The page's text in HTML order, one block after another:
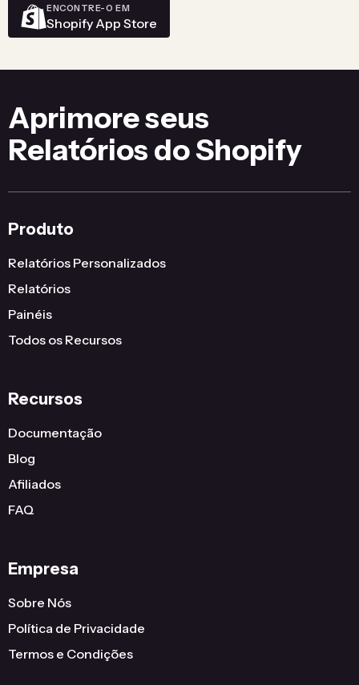
ENCONTRE-O EM
Shopify App Store
Aprimore seus
Relatórios do Shopify
Produto
Relatórios Personalizados
Relatórios
Painéis
Todos os Recursos
Recursos
Documentação
Blog
Afiliados
FAQ
Empresa
Sobre Nós
Política de Privacidade
Termos e Condições